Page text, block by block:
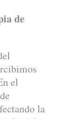
de
el
la